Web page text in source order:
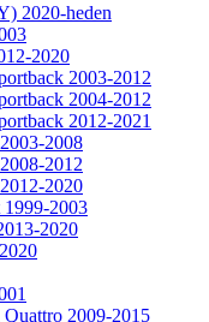
2020-heden
2020
2003-2012
2004-2012
2012-2021
2008
2012
2020
2003
2020
2009-2015